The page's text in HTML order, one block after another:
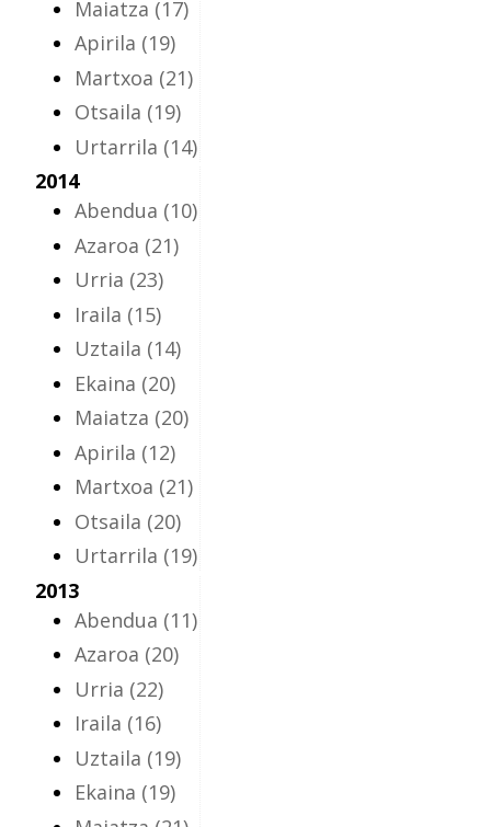
Maiatza (17)
Apirila (19)
Martxoa (21)
Otsaila (19)
Urtarrila (14)
2014
Abendua (10)
Azaroa (21)
Urria (23)
Iraila (15)
Uztaila (14)
Ekaina (20)
Maiatza (20)
Apirila (12)
Martxoa (21)
Otsaila (20)
Urtarrila (19)
2013
Abendua (11)
Azaroa (20)
Urria (22)
Iraila (16)
Uztaila (19)
Ekaina (19)